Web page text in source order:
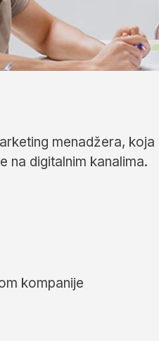
menadžera,
na digitalnim kanalima.
kompanije